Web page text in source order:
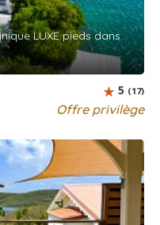
LUXE pieds dans
Offre privilège
5 (17)